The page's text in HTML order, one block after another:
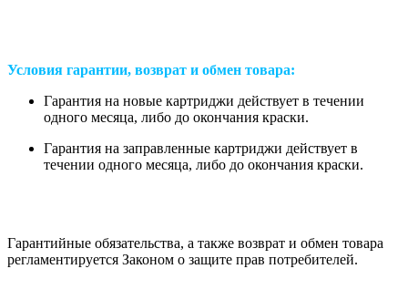
Условия гарантии, возврат и обмен товара:
Гарантия на новые картриджи действует в течении
одного месяца, либо до окончания краски.
Гарантия на заправленные картриджи действует в
течении одного месяца, либо до окончания краски.
Гарантийные обязательства, а также возврат и обмен товара
регламентируется Законом о защите прав потребителей.